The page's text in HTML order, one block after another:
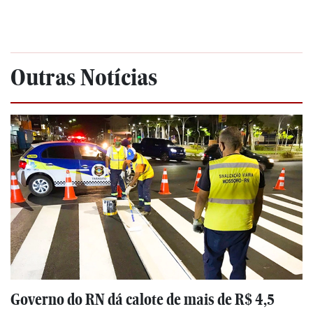
Outras Notícias
Governo do RN dá calote de mais de R$ 4,5